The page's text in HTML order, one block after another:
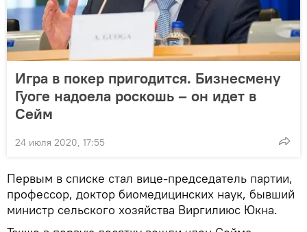
Игра в покер пригодится. Бизнесмену
Гуоге надоела роскошь – он идет в
Сейм
24 июля 2020, 17:55
Первым в списке стал вице-председатель партии,
профессор, доктор биомедицинских наук, бывший
министр сельского хозяйства Виргилиюс Юкна.